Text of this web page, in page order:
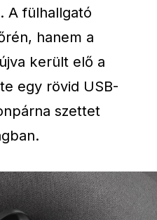
A fülhallgató
hanem a
került elő a
egy rövid USB-
szettet